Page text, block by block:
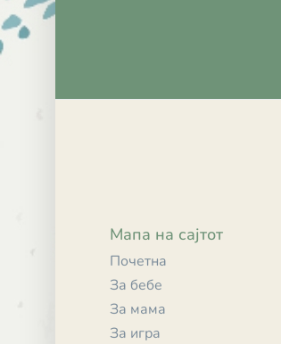
Мапа на сајтот
Почетна
За бебе
За мама
За игра